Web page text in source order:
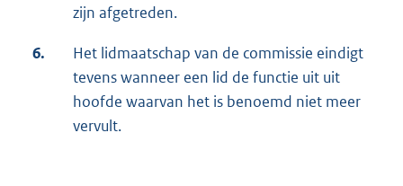
zijn afgetreden.
6.
Het lidmaatschap van de commissie eindigt
tevens wanneer een lid de functie uit uit
hoofde waarvan het is benoemd niet meer
vervult.